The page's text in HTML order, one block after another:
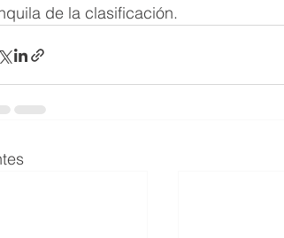
de la clasificación.